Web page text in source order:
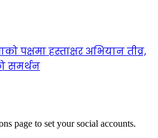
पक्षमा हस्ताक्षर अभियान तीव्र,
समर्थन
page to set your social accounts.